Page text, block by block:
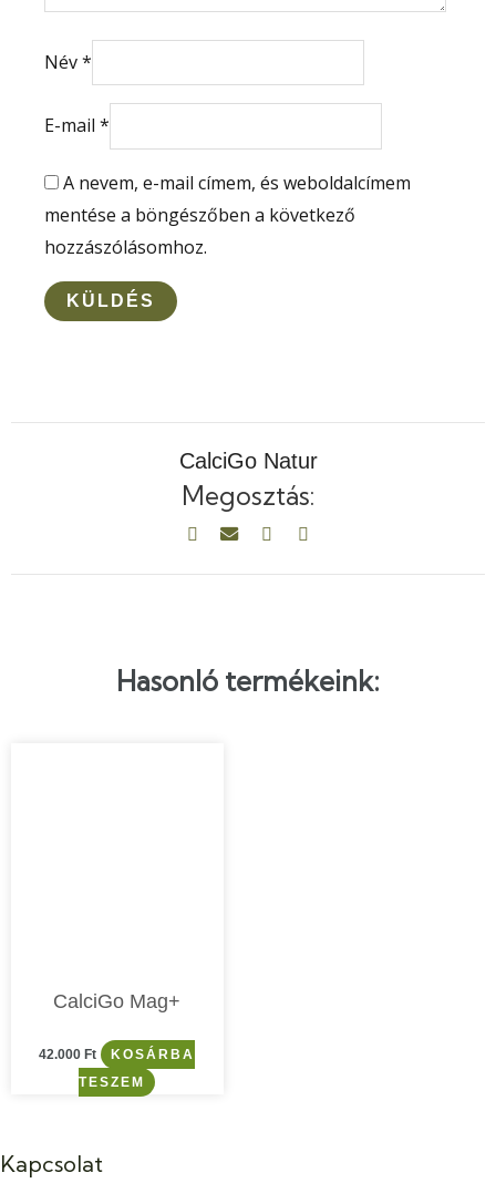
Név*
E-mail *
A nevem, e-mail címem, és weboldalcímem
mentése a böngészőben a következő
hozzászólásomhoz.
CalciGo Natur
Megosztás:
Hasonló termékeink:
CalciGo Mag+
42.000 Ft
KOSÁRBA
TESZEM
Kapcsolat